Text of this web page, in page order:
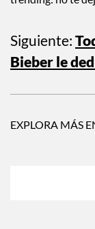
Siguiente:
Bieber le
EXPLORA MÁS